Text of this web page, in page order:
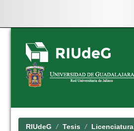
Skip
navigation
RIUdeG Tesis Licenciatura